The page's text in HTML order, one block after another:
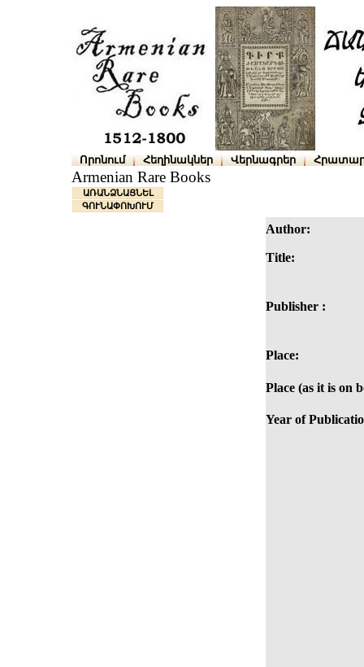
Որոնում Հեղինակներ Վերնագրեր
Armenian Rare Books
ԱՌԱՆՁՆԱՑՆԵԼ
ԳՈՒՆԱՓՈԽՈՒՄ
Author:
Title:
Publisher :
Place:
Place (as it is on
Year of